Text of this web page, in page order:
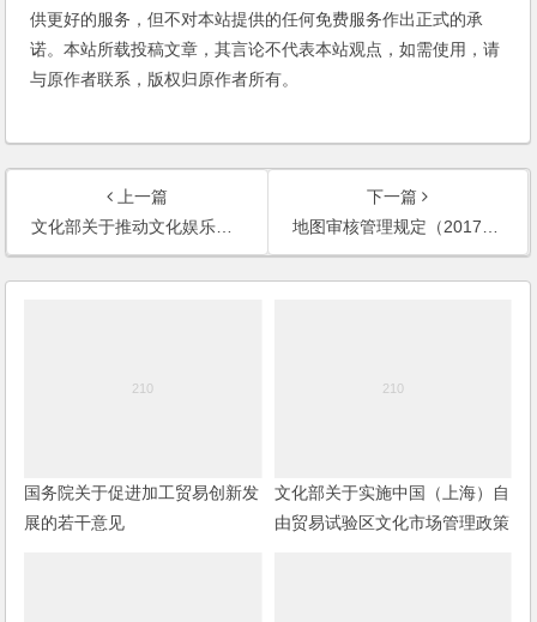
供更好的服务，但不对本站提供的任何免费服务作出正式的承
诺。本站所载投稿文章，其言论不代表本站观点，如需使用，请
与原作者联系，版权归原作者所有。
上一篇
文化部关于推动文化娱乐行业转型升级的意见
下一篇
地图审核管理规定（2017修订）
国务院关于促进加工贸易创新发
展的若干意见
文化部关于实施中国（上海）自
由贸易试验区文化市场管理政策